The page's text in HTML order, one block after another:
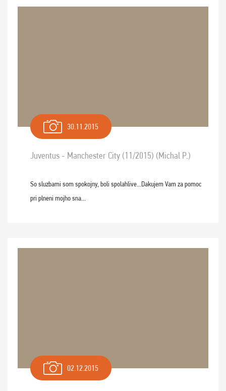
30.11.2015
Juventus - Manchester City (11/2015) (Michal P.)
So sluzbami som spokojny, boli spolahlive...Dakujem Vam za pomoc
pri plneni mojho sna...
02.12.2015